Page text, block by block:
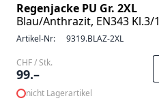
Regenjacke PU Gr. 2XL
Blau/Anthrazit, EN343 Kl.3/1
Artikel-Nr: 9319.BLAZ-2XL
CHF / Stk.
99.–
nicht Lagerartikel